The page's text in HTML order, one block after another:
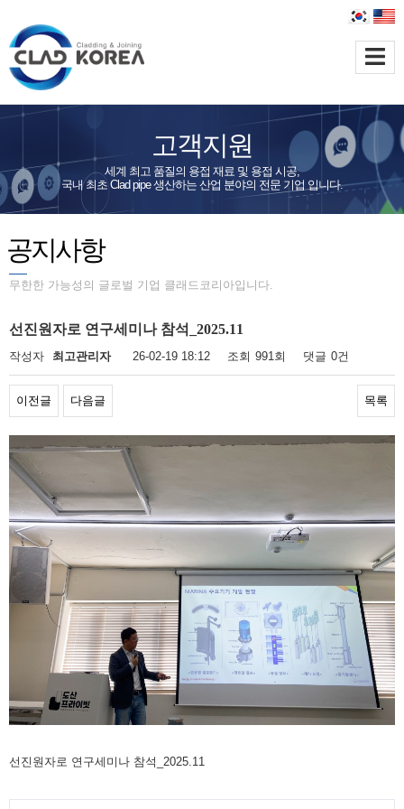
고객지원
세계 최고 품질의 용접 재료 및 용접 시공,
국내 최초 Clad pipe 생산하는 산업 분야의 전문 기업 입니다.
공지사항
무한한 가능성의 글로벌 기업 클래드코리아입니다.
선진원자로 연구세미나 참석_2025.11
작성자 최고관리자 26-02-19 18:12 조회 991회 댓글 0건
이전글 다음글 목록
선진원자로 연구세미나 참석_2025.11